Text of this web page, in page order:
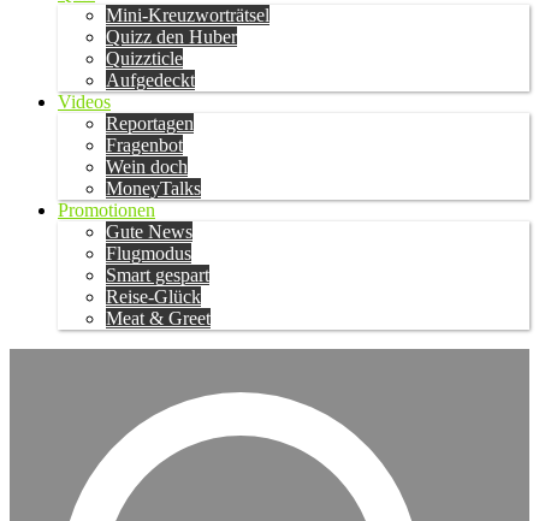
Mini-Kreuzworträtsel
Quizz den Huber
Quizzticle
Aufgedeckt
Videos
Reportagen
Fragenbot
Wein doch
MoneyTalks
Promotionen
Gute News
Flugmodus
Smart gespart
Reise-Glück
Meat & Greet